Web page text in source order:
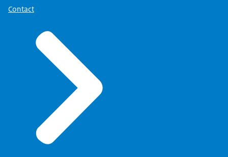
Contact